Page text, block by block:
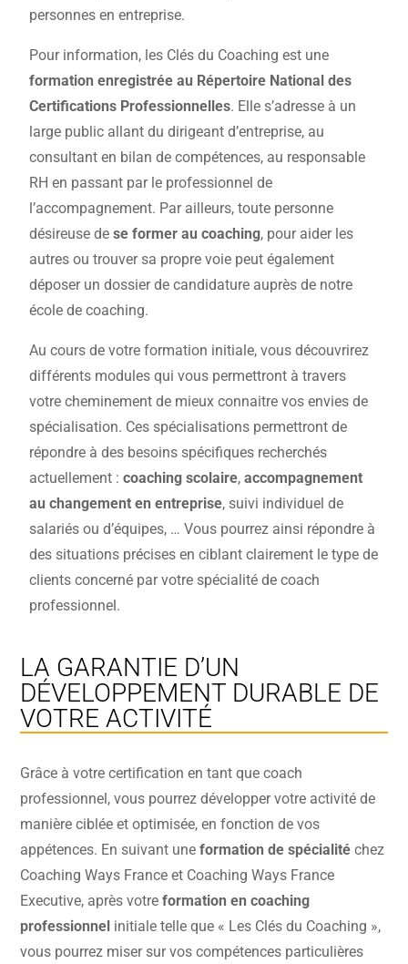
personnes en entreprise.
Pour information, les Clés du Coaching est une
formation enregistrée au Répertoire National des
Certifications Professionnelles. Elle s’adresse à un
large public allant du dirigeant d’entreprise, au
consultant en bilan de compétences, au responsable
RH en passant par le professionnel de
l’accompagnement. Par ailleurs, toute personne
désireuse dese former au coaching, pour aider les
autres ou trouver sa propre voie peut également
déposer un dossier de candidature auprès de notre
école de coaching.
Au cours de votre formation initiale, vous découvrirez
différents modules qui vous permettront à travers
votre cheminement de mieux connaitre vos envies de
spécialisation. Ces spécialisations permettront de
répondre à des besoins spécifiques recherchés
actuellement :coaching scolaire,accompagnement
au changement en entreprise, suivi individuel de
salariés ou d’équipes, … Vous pourrez ainsi répondre à
des situations précises en ciblant clairement le type de
clients concerné par votre spécialité de coach
professionnel.
LA GARANTIE D’UN
DÉVELOPPEMENT DURABLE DE
VOTRE ACTIVITÉ
Grâce à votre certification en tant que coach
professionnel, vous pourrez développer votre activité de
manière ciblée et optimisée, en fonction de vos
appétences. En suivant uneformation de spécialité chez
Coaching Ways France et Coaching Ways France
Executive, après votreformation en coaching
professionnel initiale telle que « Les Clés du Coaching »,
vous pourrez miser sur vos compétences particulières